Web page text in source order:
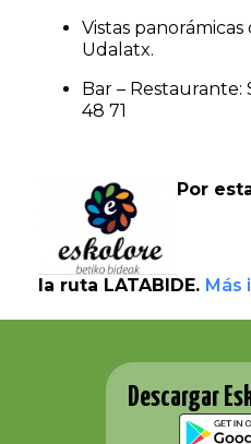
Vistas
Udalatx.
Bar – Restaurante:
48 71
Por
la ruta LATABIDE. Más
Descargar